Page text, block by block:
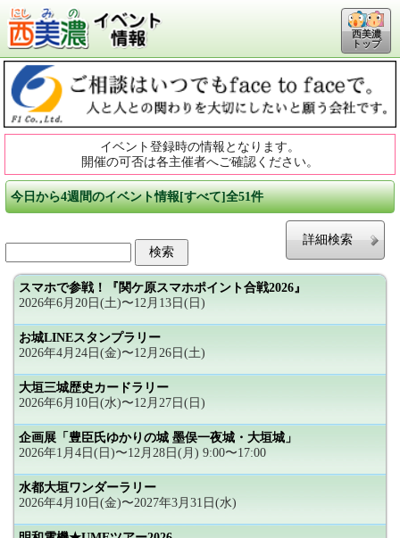
西美濃
トップ
イベント登録時の情報となります。
開催の可否は各主催者へご確認ください。
今日から4週間のイベント情報[すべて]全51件
詳細検索
スマホで参戦！『関ケ原スマホポイント合戦2026』
2026年6月20日(土)〜12月13日(日)
お城LINEスタンプラリー
2026年4月24日(金)〜12月26日(土)
大垣三城歴史カードラリー
2026年6月10日(水)〜12月27日(日)
企画展「豊臣氏ゆかりの城 墨俣一夜城・大垣城」
2026年1月4日(日)〜12月28日(月) 9:00〜17:00
水都大垣ワンダーラリー
2026年4月10日(金)〜2027年3月31日(水)